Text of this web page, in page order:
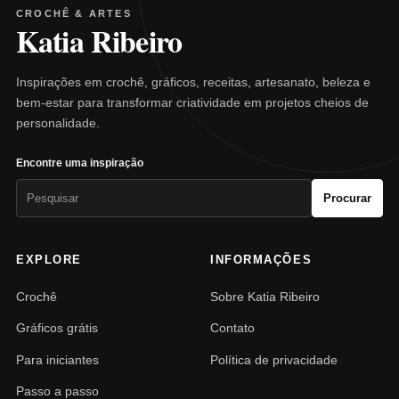
CROCHÊ & ARTES
Katia Ribeiro
Inspirações em crochê, gráficos, receitas, artesanato, beleza e
bem-estar para transformar criatividade em projetos cheios de
personalidade.
Encontre uma inspiração
Procurar
EXPLORE
Crochê
Gráficos grátis
Para iniciantes
Passo a passo
INFORMAÇÕES
Sobre Katia Ribeiro
Contato
Política de privacidade